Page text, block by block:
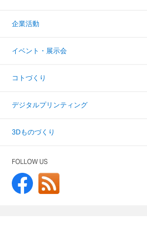
企業活動
イベント・展示会
コトづくり
デジタルプリンティング
3Dものづくり
FOLLOW US